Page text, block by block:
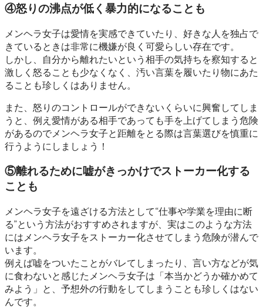
④怒りの沸点が低く暴力的になることも
メンヘラ女子は愛情を実感できていたり、好きな人を独占で
きているときは非常に機嫌が良く可愛らしい存在です。
しかし、自分から離れたいという相手の気持ちを察知すると
激しく怒ることも少なくなく、汚い言葉を履いたり物にあた
ることも珍しくはありません。
また、怒りのコントロールができないくらいに興奮してしま
うと、例え愛情がある相手であっても手を上げてしまう危険
があるのでメンヘラ女子と距離をとる際は言葉選びを慎重に
行うようにしましょう！
⑤離れるために嘘がきっかけでストーカー化する
ことも
メンヘラ女子を遠ざける方法として“仕事や学業を理由に断
る”という方法がおすすめされますが、実はこのような方法
にはメンヘラ女子をストーカー化させてしまう危険が潜んで
います。
例えば嘘をついたことがバレてしまったり、言い方などが気
に食わないと感じたメンヘラ女子は「本当かどうか確かめて
みよう」と、予想外の行動をしてしまうことも珍しくはない
んです。